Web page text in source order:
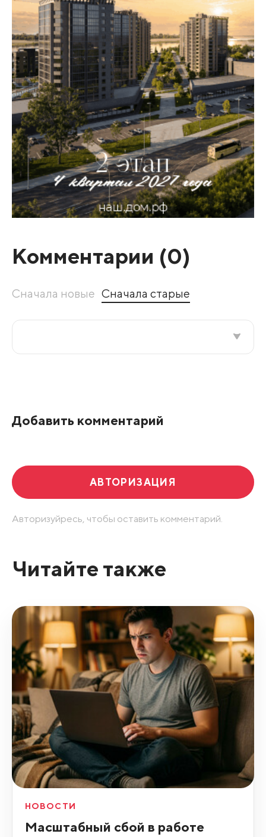
Комментарии (0)
Сначала новые Сначала старые
Добавить комментарий
АВТОРИЗАЦИЯ
Авторизуйресь, чтобы оставить комментарий.
Читайте также
НОВОСТИ
Масштабный сбой в работе